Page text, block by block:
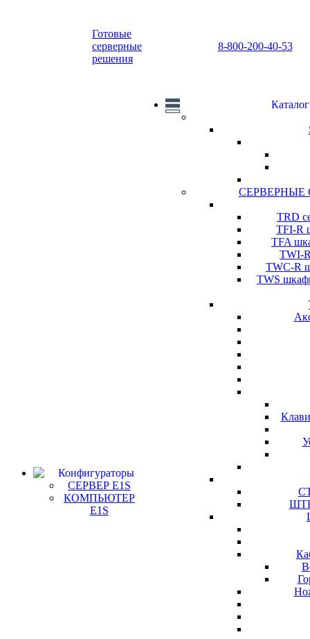
Готовые
серверные
решения
8-800-200-40-53
Конфигураторы
СЕРВЕР E1S
КОМПЬЮТЕР
E1S
TRD
TFI-R
TFA
TWI-
TWC-R
TWS